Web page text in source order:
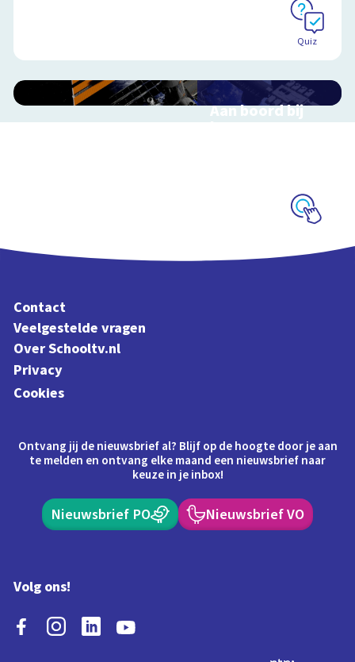
Quiz
Aan boord bij
het ISS
Contact
Veelgestelde vragen
Over Schooltv.nl
Privacy
Cookies
Ontvang jij de nieuwsbrief al? Blijf op de hoogte door je aan
te melden en ontvang elke maand een nieuwsbrief naar
keuze in je inbox!
Nieuwsbrief PO Nieuwsbrief VO
Volg ons!